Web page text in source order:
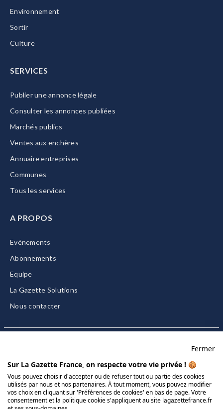
Environnement
Sortir
Culture
SERVICES
Publier une annonce légale
Consulter les annonces publiées
Marchés publics
Ventes aux enchères
Annuaire entreprises
Communes
Tous les services
A PROPOS
Evénements
Abonnements
Equipe
La Gazette Solutions
Nous contacter
CGU/CGV
Données personnelles
Charte sur les cookies
Fermer
Sur La Gazette France, on respecte votre vie privée ! 🍪
Vous pouvez choisir d'accepter ou de refuser tout ou partie des cookies
utilisés par nous et nos partenaires. À tout moment, vous pouvez modifier
vos choix en cliquant sur 'Préférences de cookies' en bas de page. Votre
consentement et la politique cookie s'appliquent au site lagazettefrance.fr